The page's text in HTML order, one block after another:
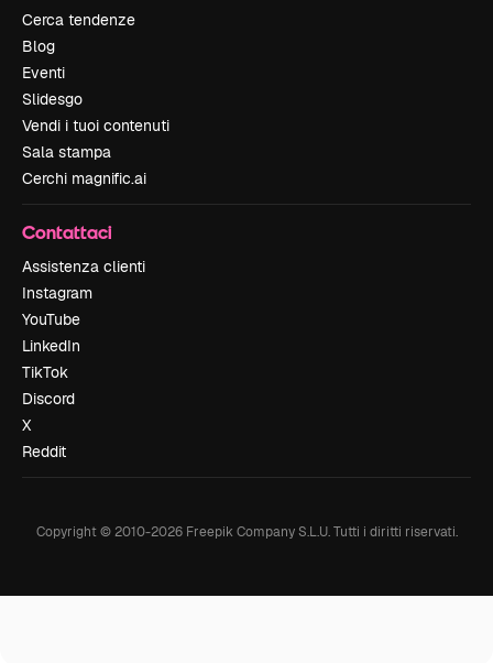
Cerca tendenze
Blog
Eventi
Slidesgo
Vendi i tuoi contenuti
Sala stampa
Cerchi magnific.ai
Contattaci
Assistenza clienti
Instagram
YouTube
LinkedIn
TikTok
Discord
X
Reddit
Copyright © 2010-2026Freepik Company S.L.U. Tutti i diritti riservati.